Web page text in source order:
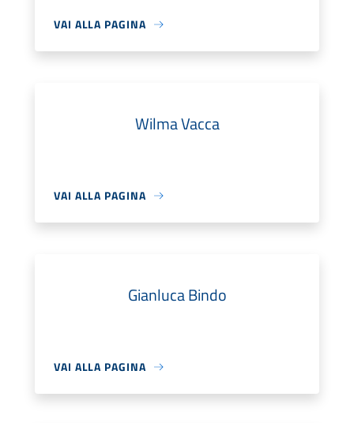
VAI ALLA PAGINA
Wilma Vacca
VAI ALLA PAGINA
Gianluca Bindo
VAI ALLA PAGINA